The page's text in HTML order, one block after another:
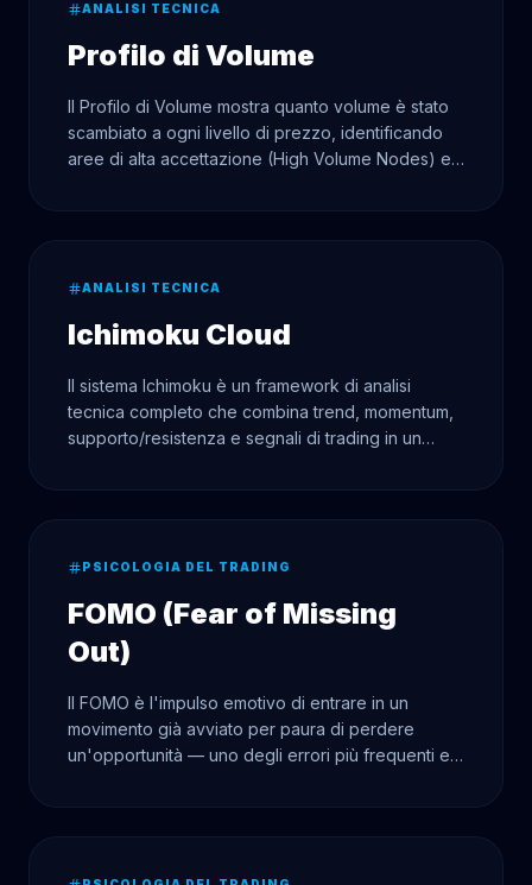
ANALISI TECNICA
Profilo di Volume
Il Profilo di Volume mostra quanto volume è stato
scambiato a ogni livello di prezzo, identificando
aree di alta accettazione (High Volume Nodes) e
ANALISI TECNICA
Ichimoku Cloud
Il sistema Ichimoku è un framework di analisi
tecnica completo che combina trend, momentum,
supporto/resistenza e segnali di trading in un
PSICOLOGIA DEL TRADING
FOMO (Fear of Missing
Out)
Il FOMO è l'impulso emotivo di entrare in un
movimento già avviato per paura di perdere
un'opportunità — uno degli errori più frequenti e